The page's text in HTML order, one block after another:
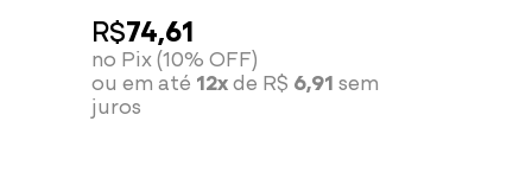
R$74,61
no Pix (10% OFF)
ou em até 12xde R$ 6,91 sem
juros